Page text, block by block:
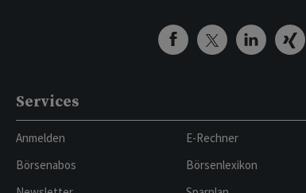
Services
Anmelden
Börsenabos
E-Rechner
Börsenlexikon